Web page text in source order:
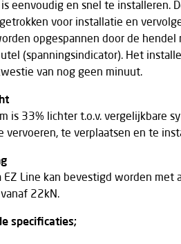
is eenvoudig en snel te installeren.
voor installatie en
opgespannen door de
(spanningsindicator). Het
van nog geen minuut.
is 33% lichter t.o.v. vergelijkbare
vervoeren, te verplaatsen en te
EZ Line kan bevestigd worden met
22kN.
specificaties;